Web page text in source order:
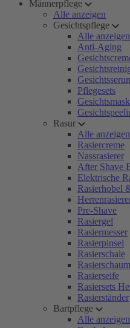
Männerpflege
Alle anzeigen
Gesichtspflege
Alle anzeigen
Anti-Aging
Pflegesets
Rasur
Alle anzeigen
Rasiercreme
Nassrasierer
After Shave
Elektrische
Rasierhobel
Pre-Shave
Rasiergel
Rasiermesser
Rasierpinsel
Rasierschale
Rasierschaum
Rasierseife
Rasiersets
Rasierständer
Bartpflege
Alle anzeigen